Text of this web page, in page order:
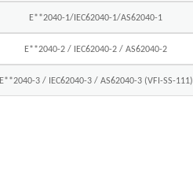
E**2040-1/IEC62040-1/AS62040-1
E**2040-2 / IEC62040-2 / AS62040-2
E**2040-3 / IEC62040-3 / AS62040-3 (VFI-SS-111)